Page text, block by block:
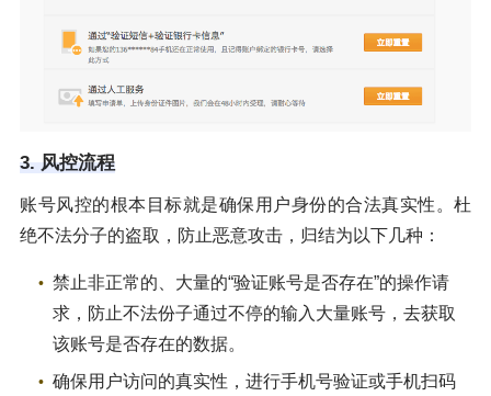
3. 风控流程
账号风控的根本目标就是确保用户身份的合法真实性。杜
绝不法分子的盗取，防止恶意攻击，归结为以下几种：
禁止非正常的、大量的“验证账号是否存在”的操作请
求，防止不法份子通过不停的输入大量账号，去获取
该账号是否存在的数据。
确保用户访问的真实性，进行手机号验证或手机扫码